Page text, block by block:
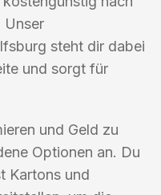
Unser
steht dir dabei
und sorgt für
und Geld zu
Optionen an. Du
Kartons und